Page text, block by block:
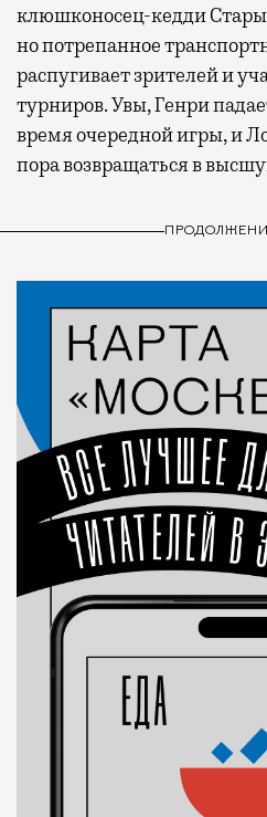
клюшконосец-кедди
но потрепанное
распугивает зрителей и
турниров. Увы, Генри
время очередной игры, и
пора возвращаться в